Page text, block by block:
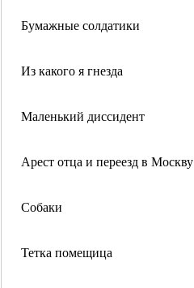
Бумажные солдатики
Из какого я гнезда
Маленький диссидент
Арест отца и переезд в Москву
Собаки
Тетка помещица